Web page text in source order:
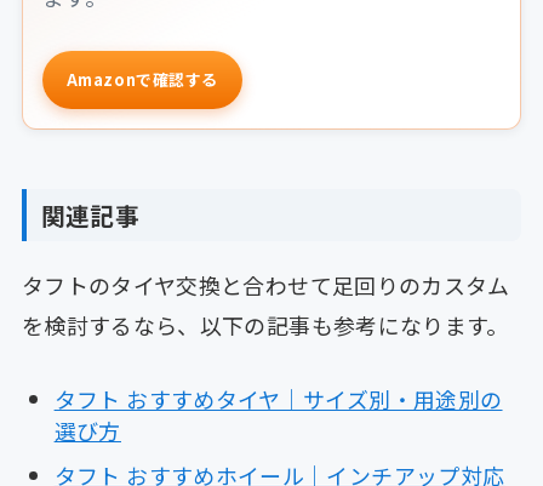
Amazonで確認する
関連記事
タフトのタイヤ交換と合わせて足回りのカスタム
を検討するなら、以下の記事も参考になります。
タフト おすすめタイヤ｜サイズ別・用途別の
選び方
タフト おすすめホイール｜インチアップ対応